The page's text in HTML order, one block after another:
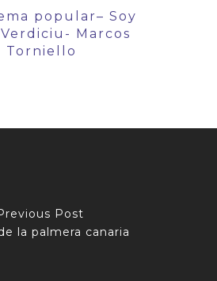
popular– Soy
Marcos
Torniello
Post
la palmera canaria